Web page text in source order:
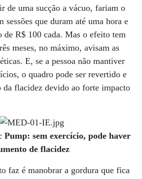
de uma sucção a vácuo, fariam o
sessões que duram até uma hora e
de R$ 100 cada. Mas o efeito tem
meses, no máximo, avisam as
E, se a pessoa não mantiver
o quadro pode ser revertido e
da flacidez devido ao forte impacto
Pump: sem exercício, pode haver
de flacidez
faz é manobrar a gordura que fica